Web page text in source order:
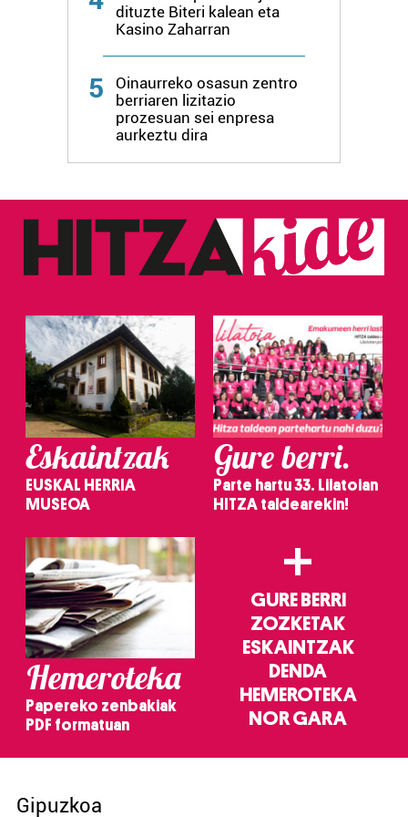
dituzte Biteri kalean eta
Kasino Zaharran
5
Oinaurreko osasun zentro
berriaren lizitazio
prozesuan sei enpresa
aurkeztu dira
Eskaintzak
EUSKAL HERRIA
MUSEOA
Gure berri.
Parte hartu 33. Lilatoian
HITZA taldearekin!
Hemeroteka
Papereko zenbakiak
PDF formatuan
+
GURE BERRI
ZOZKETAK
ESKAINTZAK
DENDA
HEMEROTEKA
NOR GARA
Gipuzkoa